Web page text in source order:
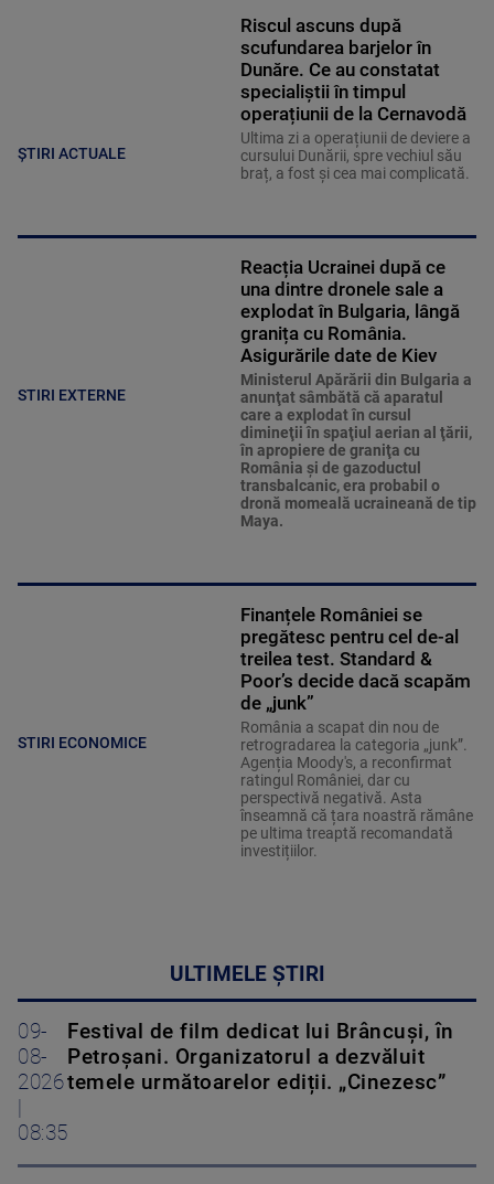
ȘTIRI ACTUALE
Riscul ascuns după
scufundarea barjelor în
Dunăre. Ce au constatat
specialiștii în timpul
operațiunii de la Cernavodă
Ultima zi a operațiunii de deviere a
cursului Dunării, spre vechiul său
braț, a fost și cea mai complicată.
STIRI EXTERNE
Reacția Ucrainei după ce
una dintre dronele sale a
explodat în Bulgaria, lângă
granița cu România.
Asigurările date de Kiev
Ministerul Apărării din Bulgaria a
anunţat sâmbătă că aparatul
care a explodat în cursul
dimineţii în spaţiul aerian al ţării,
în apropiere de graniţa cu
România şi de gazoductul
transbalcanic, era probabil o
dronă momeală ucraineană de tip
Maya.
STIRI ECONOMICE
Finanțele României se
pregătesc pentru cel de-al
treilea test. Standard &
Poor’s decide dacă scapăm
de „junk”
România a scapat din nou de
retrogradarea la categoria „junk”.
Agenția Moody's, a reconfirmat
ratingul României, dar cu
perspectivă negativă. Asta
înseamnă că țara noastră rămâne
pe ultima treaptă recomandată
investițiilor.
ULTIMELE ȘTIRI
09-
08-
2026
08:35
Festival de film dedicat lui Brâncuși, în
Petroșani. Organizatorul a dezvăluit
temele următoarelor ediții. „Cinezesc”